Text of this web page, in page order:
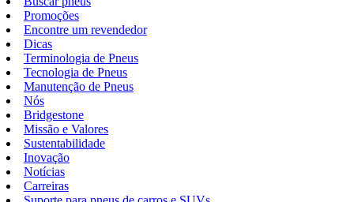
Promoções
Encontre um revendedor
Dicas
Terminologia de Pneus
Tecnologia de Pneus
Manutenção de Pneus
Nós
Bridgestone
Missão e Valores
Sustentabilidade
Inovação
Notícias
Carreiras